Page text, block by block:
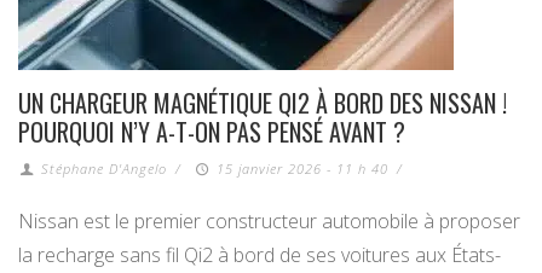
UN CHARGEUR MAGNÉTIQUE QI2 À BORD DES NISSAN !
POURQUOI N’Y A-T-ON PAS PENSÉ AVANT ?
Stéphane D'Angelo / 15 janvier 2026 - 11 h 40 /
Nissan est le premier constructeur automobile à proposer
la recharge sans fil Qi2 à bord de ses voitures aux États-